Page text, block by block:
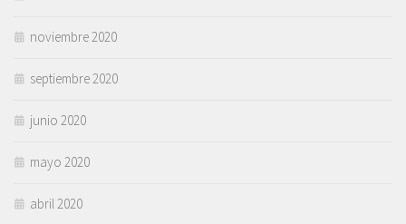
noviembre 2020
septiembre 2020
junio 2020
mayo 2020
abril 2020